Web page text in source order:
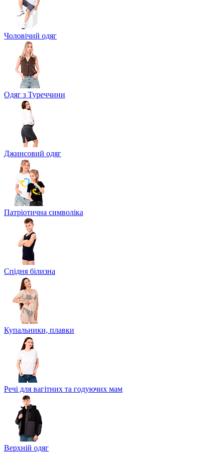
Чоловічий одяг
Одяг з Туреччини
Джинсовий одяг
Патріотична символіка
Спідня білизна
Купальники, плавки
Речі для вагітних та годуючих мам
Верхній одяг